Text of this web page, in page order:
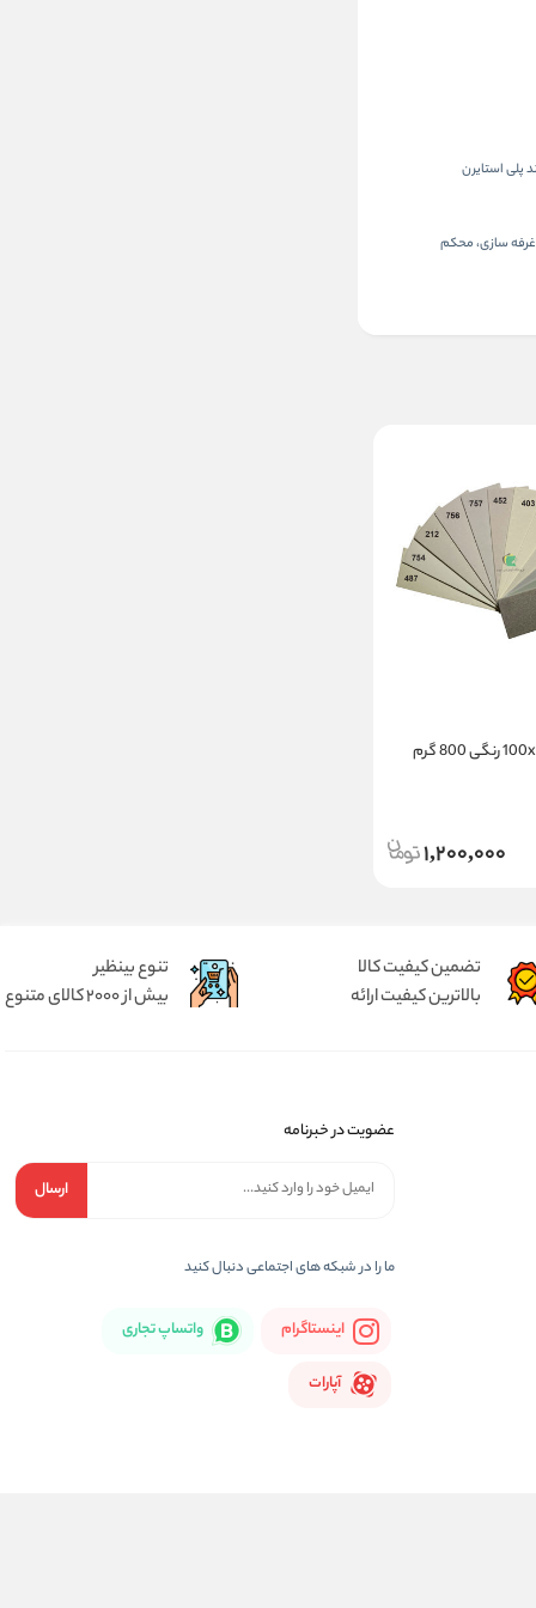
پلی استایرن
سازی، محکم
1,200,000
تضمین کیفیت کالا
بالاترین کیفیت ارائه
تنوع بینظیر
بیش از 2000 کالای متنوع
عضویت در خبرنامه
ارسال
ما را در شبكه های اجتماعی دنبال کنید
اینستاگرام واتساپ تجاری
آپارات